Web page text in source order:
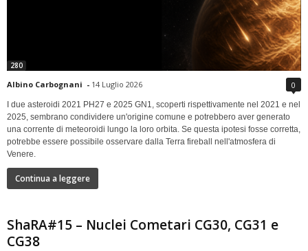
280
Albino Carbognani - 14 Luglio 2026 0
I due asteroidi 2021 PH27 e 2025 GN1, scoperti rispettivamente nel 2021 e nel
2025, sembrano condividere un'origine comune e potrebbero aver generato
una corrente di meteoroidi lungo la loro orbita. Se questa ipotesi fosse corretta,
potrebbe essere possibile osservare dalla Terra fireball nell'atmosfera di
Venere.
Continua a leggere
ShaRA#15 – Nuclei Cometari CG30, CG31 e
CG38